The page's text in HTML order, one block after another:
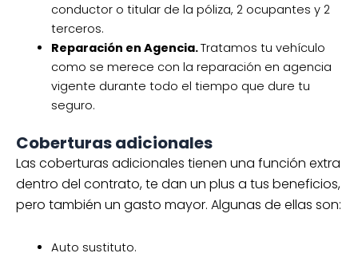
conductor o titular de la póliza, 2 ocupantes y 2
terceros.
Reparación en Agencia.Tratamos tu vehículo
como se merece con la reparación en agencia
vigente durante todo el tiempo que dure tu
seguro.
Coberturas adicionales
Las coberturas adicionales tienen una función extra
dentro del contrato, te dan un plus a tus beneficios,
pero también un gasto mayor. Algunas de ellas son:
Auto sustituto.